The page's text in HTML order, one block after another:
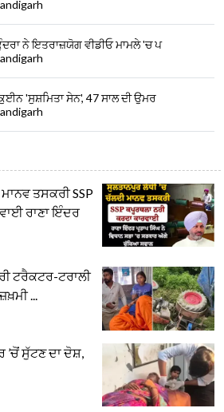
ਨੇ ਇਤਰਾਜ਼ਯੋਗ ਵੀਡੀਓ ਮਾਮਲੇ 'ਚ ਪ
'ਸੁਸ਼ਮਿਤਾ ਸੇਨ', 47 ਸਾਲ ਦੀ ਉਮਰ
ਤਸਕਰੀ SSP
ਰਾਣਾ ਇੰਦਰ
ਟਰੈਕਟਰ-ਟਰਾਲੀ
...
’ਚੋਂ ਸੁੱਟਣ ਦਾ ਦੋਸ਼,